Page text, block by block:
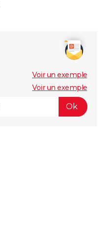
Voir un exemple
Voir un exemple